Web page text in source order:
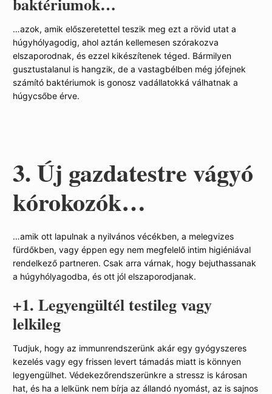
…azok, amik előszeretettel teszik meg ezt a rövid utat a
húgyhólyagodig, ahol aztán kellemesen szórakozva
elszaporodnak, és ezzel kikészítenek téged. Bármilyen
gusztustalanul is hangzik, de a vastagbélben még jófejnek
számító baktériumok is gonosz vadállatokká válhatnak a
húgycsőbe érve.
3. Új gazdatestre vágyó
kórokozók…
…amik ott lapulnak a nyilvános vécékben, a melegvizes
fürdőkben, vagy éppen egy nem megfelelő intim higiéniával
rendelkező partneren. Csak arra várnak, hogy bejuthassanak
a húgyhólyagodba, és ott jól elszaporodjanak.
+1. Legyengültél testileg vagy
lelkileg
Tudjuk, hogy az immunrendszerünk akár egy gyógyszeres
kezelés vagy egy frissen levert támadás miatt is könnyen
legyengülhet. Védekezőrendszerünkre a stressz is károsan
hat, és ha a lelkünk nem bírja az állandó nyomást, az is sajnos